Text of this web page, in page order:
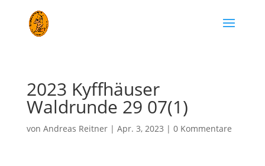
2023 Kyffhäuser
Waldrunde 29 07(1)
von Andreas Reitner| Apr. 3, 2023 | 0 Kommentare